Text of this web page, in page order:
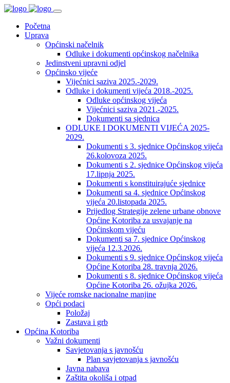
Početna
Uprava
Općinski načelnik
Odluke i dokumenti općinskog načelnika
Jedinstveni upravni odjel
Općinsko vijeće
Vijećnici saziva 2025.-2029.
Odluke i dokumenti vijeća 2018.-2025.
Odluke općinskog vijeća
Vijećnici saziva 2021.-2025.
Dokumenti sa sjednica
ODLUKE I DOKUMENTI VIJEĆA 2025-
2029.
Dokumenti s 3. sjednice Općinskog vijeća
26.kolovoza 2025.
Dokumenti s 2. sjednice Općinskog vijeća
17.lipnja 2025.
Dokumenti s konstituirajuće sjednice
Dokumenti sa 4. sjednice Općinskog
vijeća 20.listopada 2025.
Prijedlog Strategije zelene urbane obnove
Općine Kotoriba za usvajanje na
Općinskom vijeću
Dokumenti sa 7. sjednice Općinskog
vijeća 12.3.2026.
Dokumenti s 9. sjednice Općinskog vijeća
Općine Kotoriba 28. travnja 2026.
Dokumenti s 8. sjednice Općinskog vijeća
Općine Kotoriba 26. ožujka 2026.
Vijeće romske nacionalne manjine
Opći podaci
Položaj
Zastava i grb
Općina Kotoriba
Važni dokumenti
Savjetovanja s javnošću
Plan savjetovanja s javnošću
Javna nabava
Zaštita okoliša i otpad